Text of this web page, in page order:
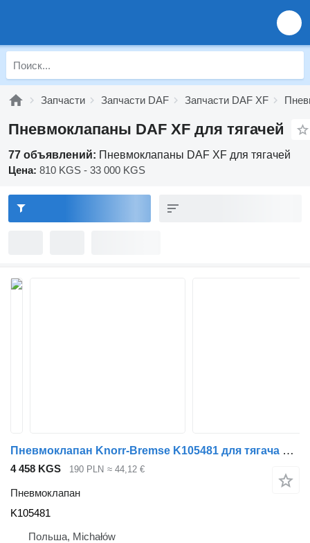
Запчасти Запчасти DAF Запчасти DAF XF
Пневмоклапаны DAF XF для тягачей
77 объявлений: Пневмоклапаны DAF XF для тягачей
Цена: 810 KGS - 33 000 KGS
Пневмоклапан Knorr-Bremse K105481 для тягача DAF XF
4 458 KGS 190 PLN ≈ 44,12 €
Пневмоклапан
K105481
Польша, Michałów